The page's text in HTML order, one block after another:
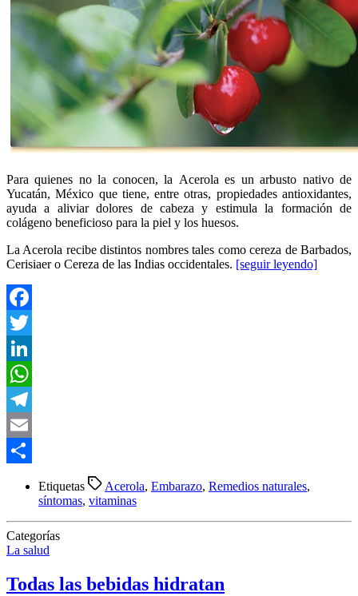
Para quienes no la conocen, la Acerola es un arbusto nativo de
Yucatán, México que tiene, entre otras, propiedades antioxidantes,
ayuda a aliviar dolores de cabeza y estimula la formación de
colágeno beneficioso para la piel y los huesos.
La Acerola recibe distintos nombres tales como cereza de Barbados,
Cerisiaer o Cereza de las Indias occidentales. [seguir leyendo]
Facebook
Twitter
LinkedIn
WhatsApp
Telegram
Email
Etiquetas Acerola, Embarazo, Remedios naturales,
síntomas, vitaminas
Categorías
La salud
Todas las bebidas hidratan